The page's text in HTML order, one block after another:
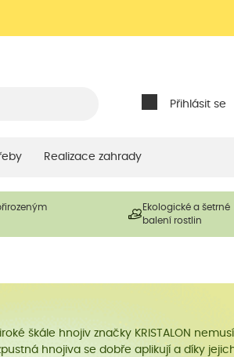
Přihlásit se
Realizace zahrady
Ekologické a šetrné
balení rostlin
škále hnojiv značky KRISTALON
hnojiva se dobře aplikují a díky